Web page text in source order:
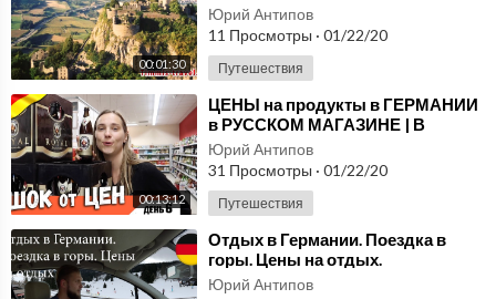
00:01:30
Юрий Антипов
11 Просмотры · 01/22/20
Путешествия
00:13:12
⁣ЦЕНЫ на продукты в ГЕРМАНИИ
в РУССКОМ МАГАЗИНЕ | В
России такое не продают!
Юрий Антипов
31 Просмотры · 01/22/20
Путешествия
⁣Отдых в Германии. Поездка в
горы. Цены на отдых.
Юрий Антипов